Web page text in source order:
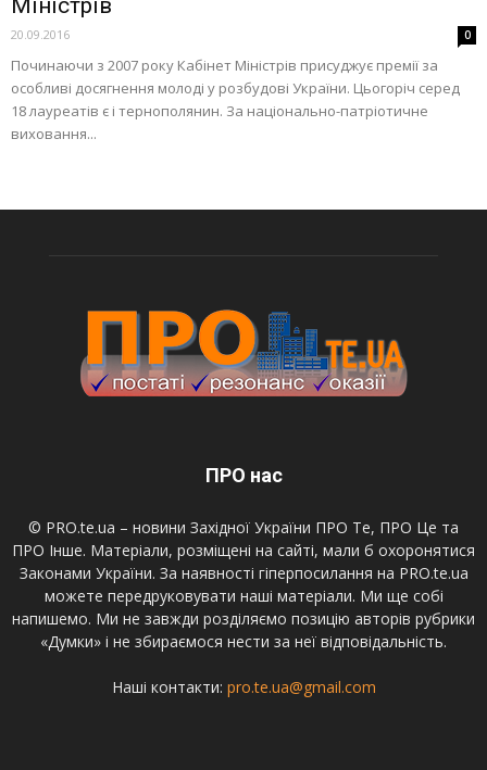
Міністрів
20.09.2016 0
Починаючи з 2007 року Кабінет Міністрів присуджує премії за
особливі досягнення молоді у розбудові України. Цьогоріч серед
18 лауреатів є і тернополянин. За національно-патріотичне
виховання...
ПРО нас
© PRO.te.ua – новини Західної України ПРО Те, ПРО Це та
ПРО Інше. Матеріали, розміщені на сайті, мали б охоронятися
Законами України. За наявності гіперпосилання на PRO.te.ua
можете передруковувати наші матеріали. Ми ще собі
напишемо. Ми не завжди розділяємо позицію авторів рубрики
«Думки» і не збираємося нести за неї відповідальність.
Наші контакти: pro.te.ua@gmail.com